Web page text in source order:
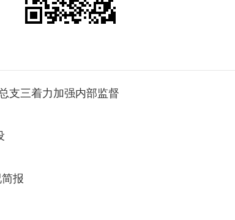
支三着力加强内部监督
报